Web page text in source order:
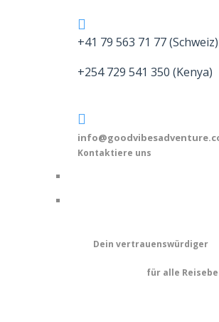
+41 79 563 71 77 (Schweiz)
+254 729 541 350 (Kenya)
Kontaktiere uns
Dein vertrauenswürdiger
für alle